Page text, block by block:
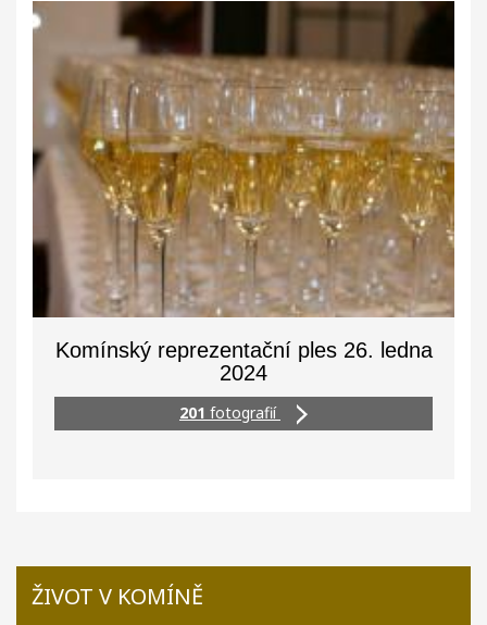
Komínský reprezentační ples 26. ledna
2024
201 fotografií
ŽIVOT V KOMÍNĚ